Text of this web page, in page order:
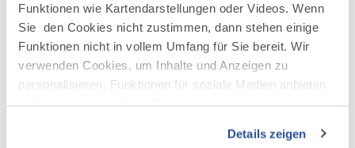
Funktionen wie Kartendarstellungen oder Videos. Wenn
Sie den Cookies nicht zustimmen, dann stehen einige
Funktionen nicht in vollem Umfang für Sie bereit. Wir
verwenden Cookies, um Inhalte und Anzeigen zu
personalisieren, Funktionen für soziale Medien anbieten
Verwendung unserer Website an unsere Partner für
Details zeigen